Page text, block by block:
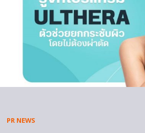
PR NEWS